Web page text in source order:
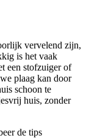
vervelend zijn,
is het vaak
een stofzuiger of
plaag kan door
schoon te
huis, zonder
de tips